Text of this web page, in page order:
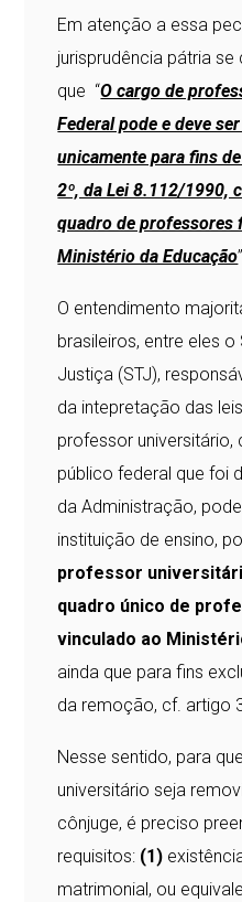
Em atenção a essa
jurisprudência pátria
que “O cargo de
Federal pode e deve
unicamente para fins
2º, da Lei 8.112/1990,
quadro de professores
Ministério da Educação”
O entendimento
brasileiros, entre eles o
Justiça (STJ),
da intepretação das
professor
público federal que foi
da Administração,
instituição de ensino,
professor
quadro único de
vinculado ao
ainda que para fins
da remoção, cf. artigo
Nesse sentido, para
universitário seja
cônjuge, é preciso
requisitos: (1)
matrimonial, ou